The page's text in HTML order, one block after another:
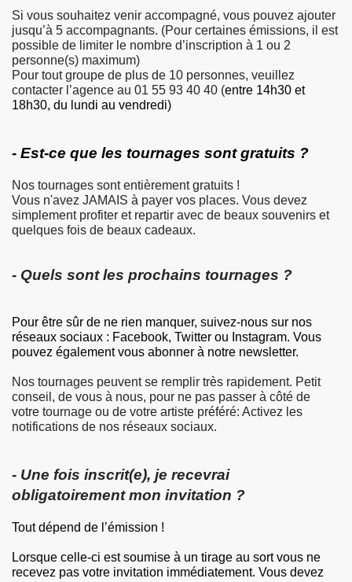
Si vous souhaitez venir accompagné, vous pouvez ajouter
jusqu’à 5 accompagnants. (Pour certaines émissions, il est
possible de limiter le nombre d’inscription à 1 ou 2
personne(s) maximum)
Pour tout groupe de plus de 10 personnes, veuillez
contacter l’agence au 01 55 93 40 40 (entre 14h30 et
18h30, du lundi au vendredi)
- Est-ce que les tournages sont gratuits ?
Nos tournages sont entièrement gratuits !
Vous n'avez JAMAIS à payer vos places. Vous devez
simplement profiter et repartir avec de beaux souvenirs et
quelques fois de beaux cadeaux.
- Quels sont les prochains tournages ?
Pour être sûr de ne rien manquer, suivez-nous sur nos
réseaux sociaux : Facebook, Twitter ou Instagram. Vous
pouvez également vous abonner à notre newsletter.
Nos tournages peuvent se remplir très rapidement. Petit
conseil, de vous à nous, pour ne pas passer à côté de
votre tournage ou de votre artiste préféré: Activez les
notifications de nos réseaux sociaux.
- Une fois inscrit(e), je recevrai
obligatoirement mon invitation ?
Tout dépend de l’émission !
Lorsque celle-ci est soumise à un tirage au sort vous ne
recevez pas votre invitation immédiatement. Vous devez